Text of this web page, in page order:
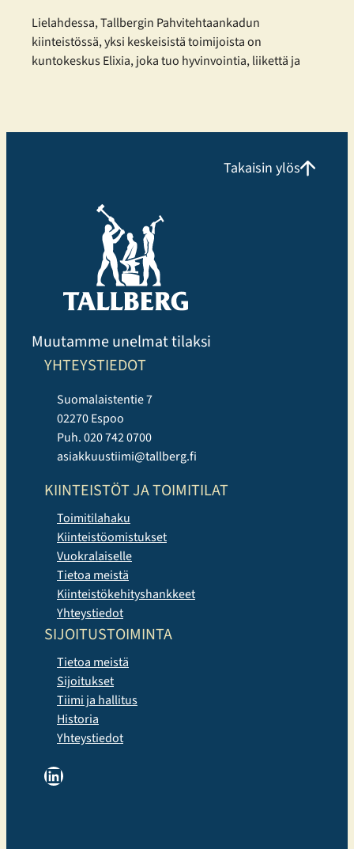
Lielahdessa, Tallbergin Pahvitehtaankadun
kiinteistössä, yksi keskeisistä toimijoista on
kuntokeskus Elixia, joka tuo hyvinvointia, liikettä ja
kuntosaliharjoitteluun ja panostaa erityisesti
Liikuntakeskuksessa voi harjoitella omatoimisesti,
Hyrox tunneille tai valita perinteisempiä, tutumpia
ryhmäliikuntatunteja. Uutuuksista erityisen suosittuja
Takaisin ylös
Muutamme unelmat tilaksi
YHTEYSTIEDOT
Suomalaistentie 7
02270 Espoo
Puh. 020 742 0700
asiakkuustiimi@tallberg.fi
KIINTEISTÖT JA TOIMITILAT
Toimitilahaku
Kiinteistöomistukset
Vuokralaiselle
Tietoa meistä
Kiinteistökehityshankkeet
Yhteystiedot
SIJOITUSTOIMINTA
Tietoa meistä
Sijoitukset
Tiimi ja hallitus
Historia
Yhteystiedot
LinkedIn